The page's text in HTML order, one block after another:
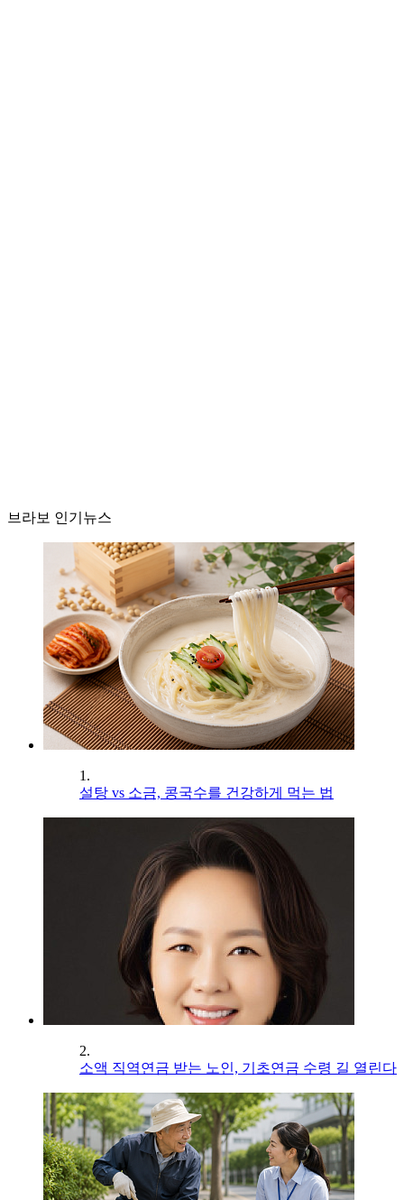
브라보 인기뉴스
1.
설탕 vs 소금, 콩국수를 건강하게 먹는 법
2.
소액 직역연금 받는 노인, 기초연금 수령 길 열린다